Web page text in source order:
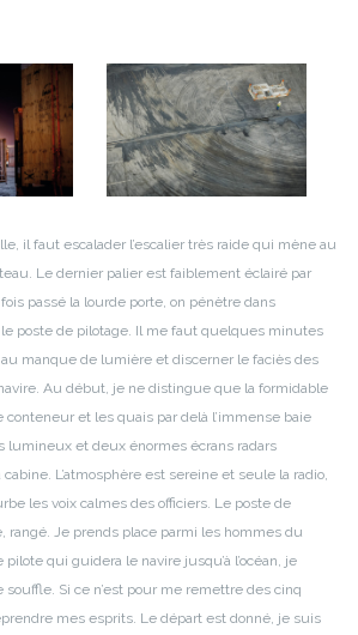
il faut escalader l’escalier très raide qui mène au
Le dernier palier est faiblement éclairé par
passé la lourde porte, on pénètre dans
le poste de pilotage. Il me faut quelques minutes
manque de lumière et discerner le faciès des
Au début, je ne distingue que la formidable
et les quais par delà l’immense baie
lumineux et deux énormes écrans radars
L’atmosphère est sereine et seule la radio,
les voix calmes des officiers. Le poste de
rangé. Je prends place parmi les hommes du
qui guidera le navire jusqu’à l’océan, je
souffle. Si ce n’est pour me remettre des cinq
mes esprits. Le départ est donné, je suis